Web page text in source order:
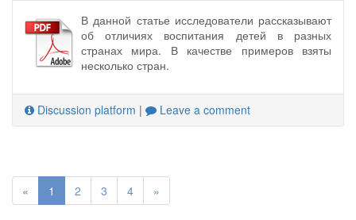
В данной статье исследователи рассказывают
об отличиях воспитания детей в разных
странах мира. В качестве примеров взяты
несколько стран.
Discussion platform | Leave a comment
« 1 2 3 4 »